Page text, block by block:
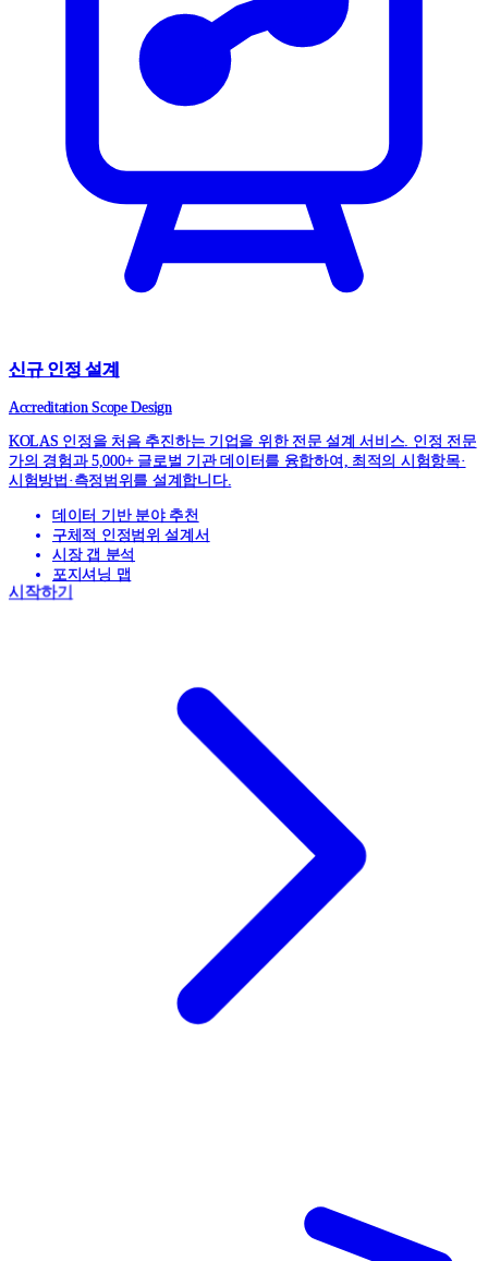
신규 인정 설계
Accreditation Scope Design
KOLAS 인정을 처음 추진하는 기업을 위한 전문 설계 서비스. 인정 전문
가의 경험과 5,000+ 글로벌 기관 데이터를 융합하여, 최적의 시험항목·
시험방법·측정범위를 설계합니다.
데이터 기반 분야 추천
구체적 인정범위 설계서
시장 갭 분석
포지셔닝 맵